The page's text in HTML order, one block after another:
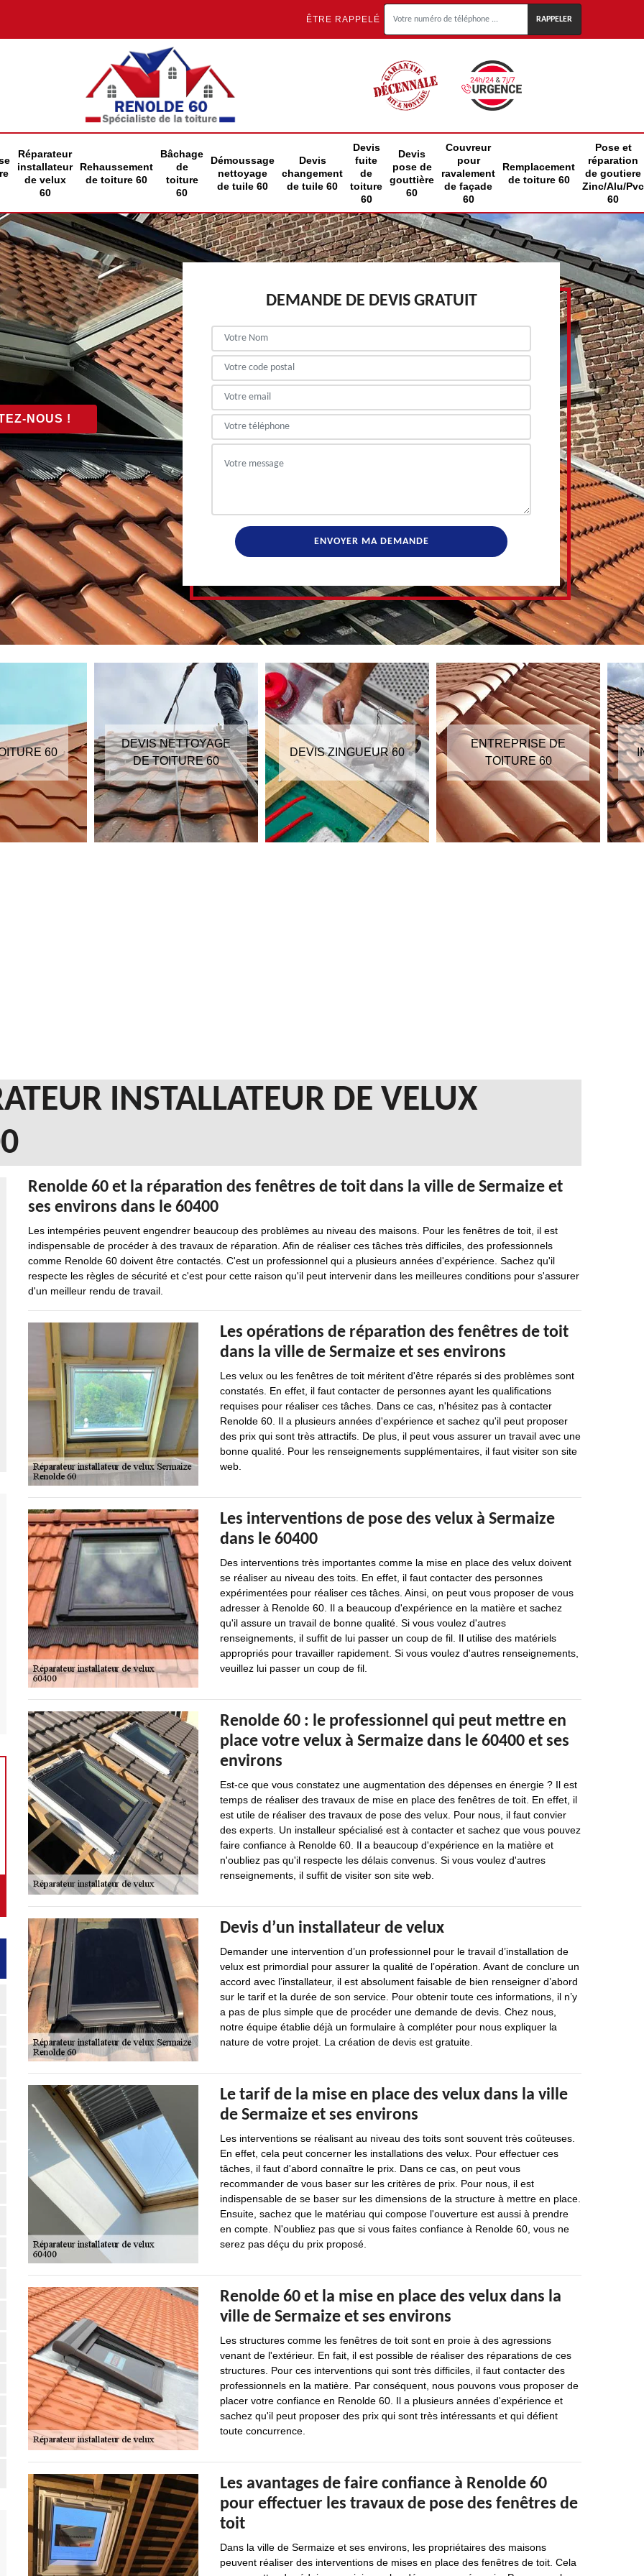
ÊTRE RAPPELÉ
Réparateur
installateur
de velux
60
Rehaussement
de toiture 60
Bâchage
de
toiture
60
Démoussage
nettoyage
de tuile 60
Devis
changement
de tuile 60
Devis
fuite
de
toiture
60
Devis
pose de
gouttière
60
Couvreur
pour
ravalement
de façade
60
Remplacement
de toiture 60
Pose et
réparation
de goutiere
Zinc/Alu/Pvc
60
NOUS !
DEMANDE DE DEVIS GRATUIT
60
DEVIS NETTOYAGE
DE TOITURE 60
DEVIS ZINGUEUR 60
ENTREPRISE DE
TOITURE 60
INSTALLATEUR DE VELUX
Renolde 60 et la réparation des fenêtres de toit dans la ville de Sermaize et
ses environs dans le 60400
Les intempéries peuvent engendrer beaucoup des problèmes au niveau des maisons. Pour les fenêtres de toit, il est
indispensable de procéder à des travaux de réparation. Afin de réaliser ces tâches très difficiles, des professionnels
comme Renolde 60 doivent être contactés. C'est un professionnel qui a plusieurs années d'expérience. Sachez qu'il
respecte les règles de sécurité et c'est pour cette raison qu'il peut intervenir dans les meilleures conditions pour s'assurer
d'un meilleur rendu de travail.
Les opérations de réparation des fenêtres de toit
dans la ville de Sermaize et ses environs
Les velux ou les fenêtres de toit méritent d'être réparés si des problèmes sont
constatés. En effet, il faut contacter de personnes ayant les qualifications
requises pour réaliser ces tâches. Dans ce cas, n'hésitez pas à contacter
Renolde 60. Il a plusieurs années d'expérience et sachez qu'il peut proposer
des prix qui sont très attractifs. De plus, il peut vous assurer un travail avec une
bonne qualité. Pour les renseignements supplémentaires, il faut visiter son site
web.
Les interventions de pose des velux à Sermaize
dans le 60400
Des interventions très importantes comme la mise en place des velux doivent
se réaliser au niveau des toits. En effet, il faut contacter des personnes
expérimentées pour réaliser ces tâches. Ainsi, on peut vous proposer de vous
adresser à Renolde 60. Il a beaucoup d'expérience en la matière et sachez
qu'il assure un travail de bonne qualité. Si vous voulez d'autres
renseignements, il suffit de lui passer un coup de fil. Il utilise des matériels
appropriés pour travailler rapidement. Si vous voulez d'autres renseignements,
veuillez lui passer un coup de fil.
Renolde 60 : le professionnel qui peut mettre en
place votre velux à Sermaize dans le 60400 et ses
environs
Est-ce que vous constatez une augmentation des dépenses en énergie ? Il est
temps de réaliser des travaux de mise en place des fenêtres de toit. En effet, il
est utile de réaliser des travaux de pose des velux. Pour nous, il faut convier
des experts. Un installeur spécialisé est à contacter et sachez que vous pouvez
faire confiance à Renolde 60. Il a beaucoup d'expérience en la matière et
n'oubliez pas qu'il respecte les délais convenus. Si vous voulez d'autres
renseignements, il suffit de visiter son site web.
Devis d’un installateur de velux
Demander une intervention d’un professionnel pour le travail d’installation de
velux est primordial pour assurer la qualité de l’opération. Avant de conclure un
accord avec l’installateur, il est absolument faisable de bien renseigner d’abord
sur le tarif et la durée de son service. Pour obtenir toute ces informations, il n’y
a pas de plus simple que de procéder une demande de devis. Chez nous,
notre équipe établie déjà un formulaire à compléter pour nous expliquer la
nature de votre projet. La création de devis est gratuite.
Le tarif de la mise en place des velux dans la ville
de Sermaize et ses environs
Les interventions se réalisant au niveau des toits sont souvent très coûteuses.
En effet, cela peut concerner les installations des velux. Pour effectuer ces
tâches, il faut d'abord connaître le prix. Dans ce cas, on peut vous
recommander de vous baser sur les critères de prix. Pour nous, il est
indispensable de se baser sur les dimensions de la structure à mettre en place.
Ensuite, sachez que le matériau qui compose l'ouverture est aussi à prendre
en compte. N'oubliez pas que si vous faites confiance à Renolde 60, vous ne
serez pas déçu du prix proposé.
Renolde 60 et la mise en place des velux dans la
ville de Sermaize et ses environs
Les structures comme les fenêtres de toit sont en proie à des agressions
venant de l'extérieur. En fait, il est possible de réaliser des réparations de ces
structures. Pour ces interventions qui sont très difficiles, il faut contacter des
professionnels en la matière. Par conséquent, nous pouvons vous proposer de
placer votre confiance en Renolde 60. Il a plusieurs années d'expérience et
sachez qu'il peut proposer des prix qui sont très intéressants et qui défient
toute concurrence.
Les avantages de faire confiance à Renolde 60
pour effectuer les travaux de pose des fenêtres de
toit
Dans la ville de Sermaize et ses environs, les propriétaires des maisons
peuvent réaliser des interventions de mises en place des fenêtres de toit. Cela